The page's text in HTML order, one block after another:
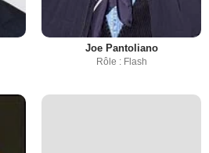
Joe Pantoliano
Rôle : Flash